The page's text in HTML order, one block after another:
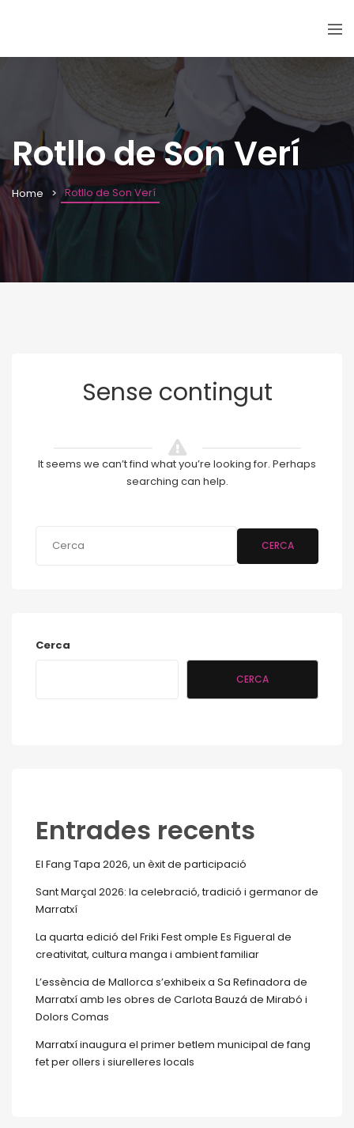
Rotllo de Son Verí
Home Rotllo de Son Verí
Sense contingut
It seems we can’t find what you’re looking for. Perhaps
searching can help.
CERCA
Cerca
CERCA
Entrades recents
El Fang Tapa 2026, un èxit de participació
Sant Marçal 2026: la celebració, tradició i germanor de
Marratxí
La quarta edició del Friki Fest omple Es Figueral de
creativitat, cultura manga i ambient familiar
L’essència de Mallorca s’exhibeix a Sa Refinadora de
Marratxí amb les obres de Carlota Bauzá de Mirabó i
Dolors Comas
Marratxí inaugura el primer betlem municipal de fang
fet per ollers i siurelleres locals